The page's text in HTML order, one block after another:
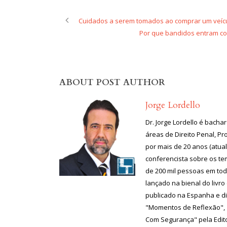
Cuidados a serem tomados ao comprar um
Por que bandidos entram
ABOUT POST AUTHOR
Jorge Lordello
Dr. Jorge Lordello é
áreas de Direito Penal,
por mais de 20 anos
conferencista sobre os
de 200 mil pessoas em
lançado na bienal do livro
publicado na Espanha e
"Momentos de Reflexão",
Com Segurança" pela